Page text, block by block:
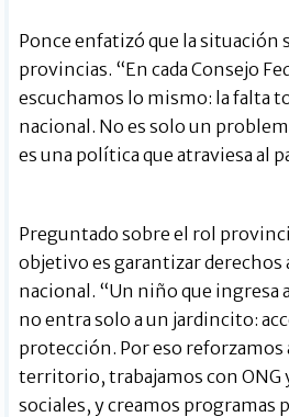
Ponce enfatizó que la situación
provincias. “En cada Consejo
escuchamos lo mismo: la falta
nacional. No es solo un
es una política que atraviesa al
Preguntado sobre el rol
objetivo es garantizar derechos
nacional. “Un niño que ingresa
no entra solo a un jardincito:
protección. Por eso reforzamos
territorio, trabajamos con ONG
sociales, y creamos programas